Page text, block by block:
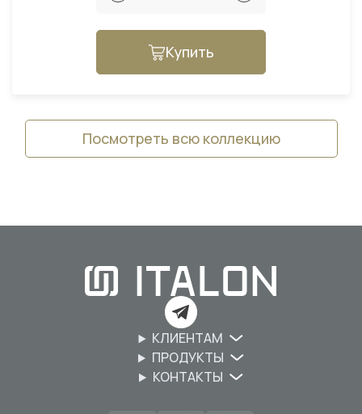
Купить
Посмотреть всю коллекцию
КЛИЕНТАМ
ПРОДУКТЫ
КОНТАКТЫ